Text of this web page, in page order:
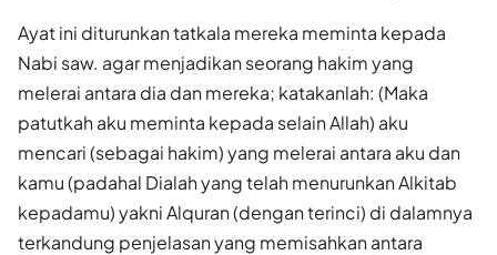
Ayat ini diturunkan tatkala mereka meminta kepada
Nabi saw. agar menjadikan seorang hakim yang
melerai antara dia dan mereka; katakanlah: (Maka
patutkah aku meminta kepada selain Allah) aku
mencari (sebagai hakim) yang melerai antara aku dan
kamu (padahal Dialah yang telah menurunkan Alkitab
kepadamu) yakni Alquran (dengan terinci) di dalamnya
terkandung penjelasan yang memisahkan antara